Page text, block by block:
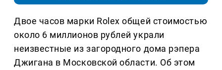
Двое часов марки Rolex общей стоимостью
около 6 миллионов рублей украли
неизвестные из загородного дома рэпера
Джигана в Московской области. Об этом